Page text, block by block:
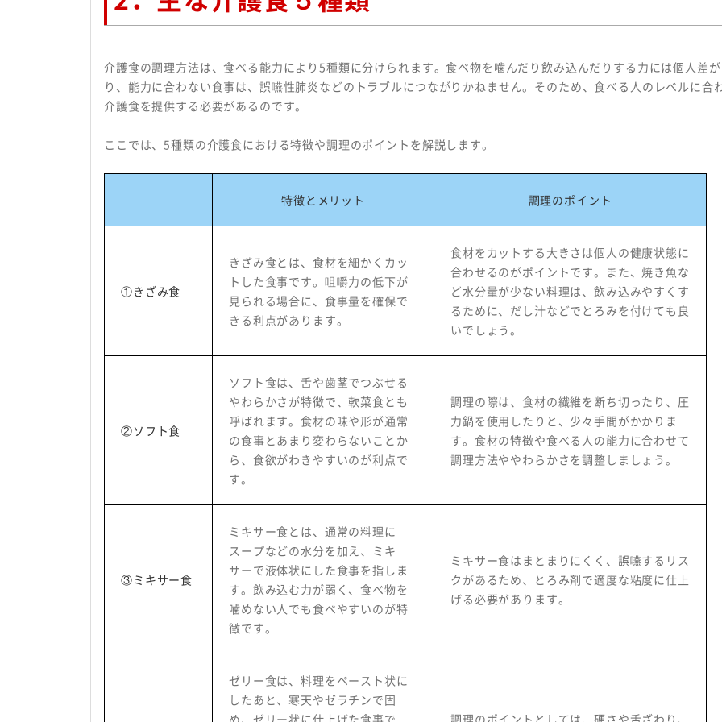
介護食の調理方法は、食べる能力により5種類に分けられます。食べ物を噛んだり飲み込んだりする力には個人差
り、能力に合わない食事は、誤嚥性肺炎などのトラブルにつながりかねません。そのため、食べる人のレベルに合
介護食を提供する必要があるのです。
ここでは、5種類の介護食における特徴や調理のポイントを解説します。
特徴とメリット 調理のポイント
①きざみ食
きざみ食とは、食材を細かくカッ
トした食事です。咀嚼力の低下が
見られる場合に、食事量を確保で
きる利点があります。
食材をカットする大きさは個人の健康状態に
合わせるのがポイントです。また、焼き魚な
ど水分量が少ない料理は、飲み込みやすくす
るために、だし汁などでとろみを付けても良
いでしょう。
②ソフト食
ソフト食は、舌や歯茎でつぶせる
やわらかさが特徴で、軟菜食とも
呼ばれます。食材の味や形が通常
の食事とあまり変わらないことか
ら、食欲がわきやすいのが利点で
す。
調理の際は、食材の繊維を断ち切ったり、圧
力鍋を使用したりと、少々手間がかかりま
す。食材の特徴や食べる人の能力に合わせて
調理方法ややわらかさを調整しましょう。
③ミキサー食
ミキサー食とは、通常の料理に
スープなどの水分を加え、ミキ
サーで液体状にした食事を指しま
す。飲み込む力が弱く、食べ物を
噛めない人でも食べやすいのが特
徴です。
ミキサー食はまとまりにくく、誤嚥するリス
クがあるため、とろみ剤で適度な粘度に仕上
げる必要があります。
ゼリー食は、料理をペースト状に
したあと、寒天やゼラチンで固